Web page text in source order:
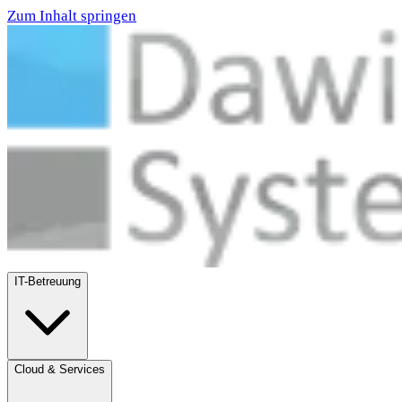
Zum Inhalt springen
IT-Betreuung
Cloud & Services